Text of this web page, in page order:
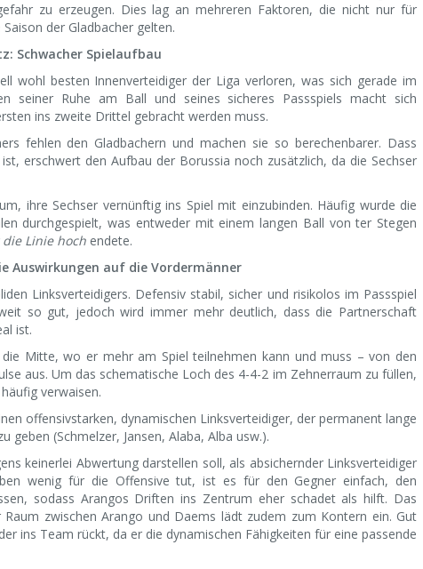
zu erzeugen. Dies lag an mehreren Faktoren, die nicht nur für
der Gladbacher gelten.
Schwacher Spielaufbau
wohl besten Innenverteidiger der Liga verloren, was sich gerade im
seiner Ruhe am Ball und seines sicheres Passspiels macht sich
ins zweite Drittel gebracht werden muss.
fehlen den Gladbachern und machen sie so berechenbarer. Dass
erschwert den Aufbau der Borussia noch zusätzlich, da die Sechser
ihre Sechser vernünftig ins Spiel mit einzubinden. Häufig wurde die
durchgespielt, was entweder mit einem langen Ball von ter Stegen
Linie hoch endete.
Auswirkungen auf die Vordermänner
Linksverteidigers. Defensiv stabil, sicher und risikolos im Passspiel
so gut, jedoch wird immer mehr deutlich, dass die Partnerschaft
ist.
Mitte, wo er mehr am Spiel teilnehmen kann und muss – von den
aus. Um das schematische Loch des 4-4-2 im Zehnerraum zu füllen,
verwaisen.
offensivstarken, dynamischen Linksverteidiger, der permanent lange
geben (Schmelzer, Jansen, Alaba, Alba usw.).
keinerlei Abwertung darstellen soll, als absichernder Linksverteidiger
wenig für die Offensive tut, ist es für den Gegner einfach, den
sodass Arangos Driften ins Zentrum eher schadet als hilft. Das
zwischen Arango und Daems lädt zudem zum Kontern ein. Gut
ins Team rückt, da er die dynamischen Fähigkeiten für eine passende